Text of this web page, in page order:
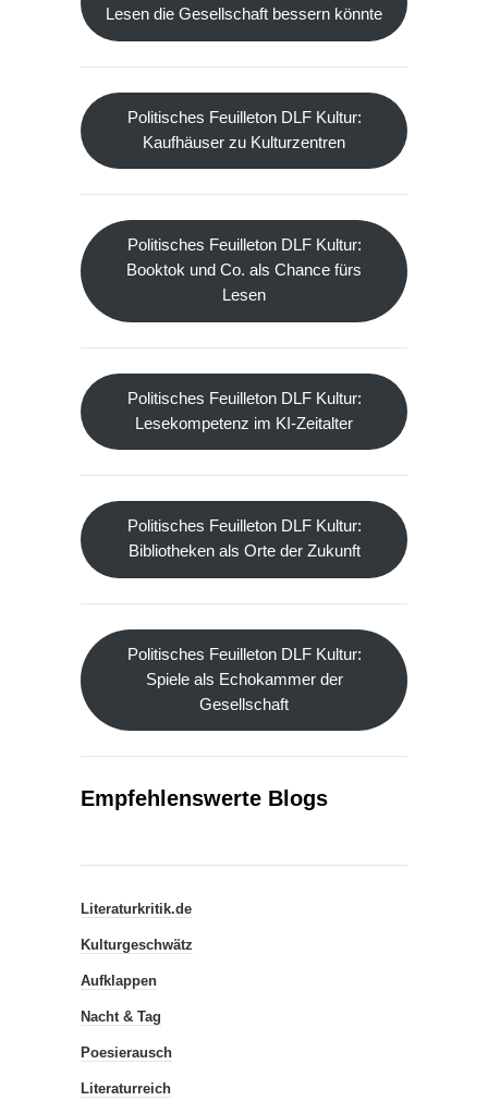
Lesen die Gesellschaft bessern könnte
Politisches Feuilleton DLF Kultur:
Kaufhäuser zu Kulturzentren
Politisches Feuilleton DLF Kultur:
Booktok und Co. als Chance fürs
Lesen
Politisches Feuilleton DLF Kultur:
Lesekompetenz im KI-Zeitalter
Politisches Feuilleton DLF Kultur:
Bibliotheken als Orte der Zukunft
Politisches Feuilleton DLF Kultur:
Spiele als Echokammer der
Gesellschaft
Empfehlenswerte Blogs
Literaturkritik.de
Kulturgeschwätz
Aufklappen
Nacht & Tag
Poesierausch
Literaturreich